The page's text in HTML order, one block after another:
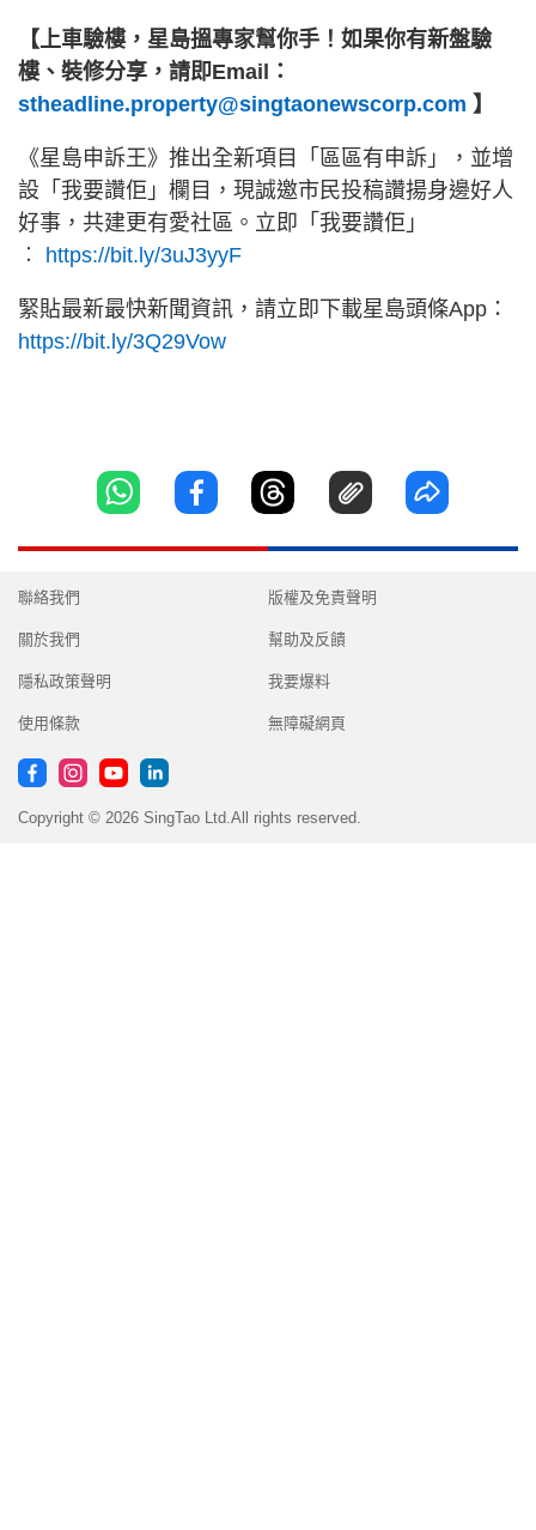
【上車驗樓，星島搵專家幫你手！如果你有新盤驗
樓、裝修分享，請即Email：
stheadline.property@singtaonewscorp.com 】
《星島申訴王》推出全新項目「區區有申訴」，並增
設「我要讚佢」欄目，現誠邀市民投稿讚揚身邊好人
好事，共建更有愛社區。立即「我要讚佢」
︰ https://bit.ly/3uJ3yyF
緊貼最新最快新聞資訊，請立即下載星島頭條App：
https://bit.ly/3Q29Vow
聯絡我們
關於我們
隱私政策聲明
使用條款
版權及免責聲明
幫助及反饋
我要爆料
無障礙網頁
Copyright © 2026 SingTao Ltd.All rights reserved.